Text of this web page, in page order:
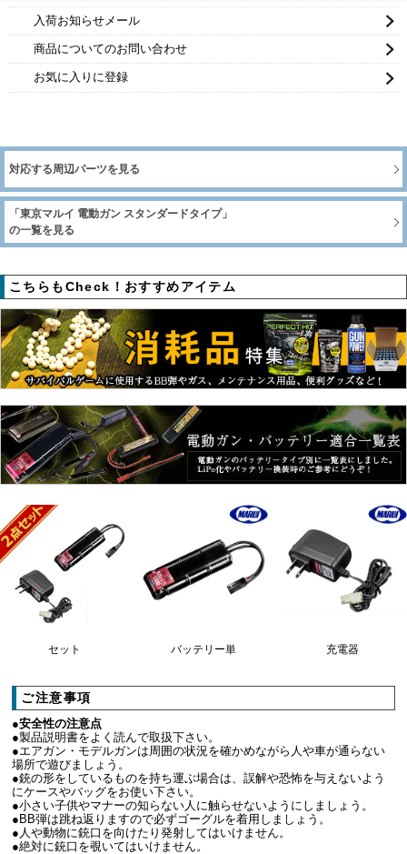
入荷お知らせメール
商品についてのお問い合わせ
お気に入りに登録
対応する周辺パーツを見る
「東京マルイ 電動ガン スタンダードタイプ」
の一覧を見る
こちらもCheck！おすすめアイテム
セット バッテリー単 充電器
ご注意事項
●安全性の注意点
●製品説明書をよく読んで取扱下さい。
●エアガン・モデルガンは周囲の状況を確かめながら人や車が通らない
場所で遊びましょう。
●銃の形をしているものを持ち運ぶ場合は、誤解や恐怖を与えないよう
にケースやバッグをお使い下さい。
●小さい子供やマナーの知らない人に触らせないようにしましょう。
●BB弾は跳ね返りますので必ずゴーグルを着用しましょう。
●人や動物に銃口を向けたり発射してはいけません。
●絶対に銃口を覗いてはいけません。